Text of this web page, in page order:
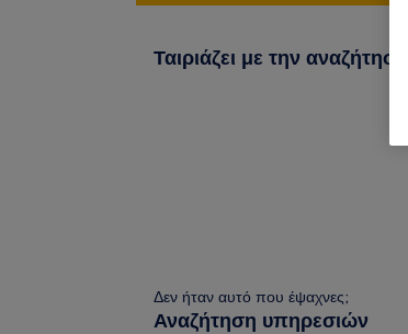
Ταιριάζει με την αναζήτησή
Δεν ήταν αυτό που έψαχνες;
Αναζήτηση υπηρεσιών